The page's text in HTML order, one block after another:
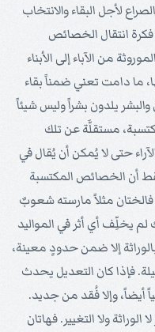
لأجل البقاء والانتخاب
انتقال الخصائص
من الآباء إلى الأبناء
ما دامت تعني ضمناً بقاء
يلدون بشراً وليس شيئاً
مستقلَّة عن تلك
حتى لا يُمكن أن يُقال في
أن الخصائص المكتسبة
فالختان مثلاً مارسته شعوبٌ
يخلِّف أي أثر في المواليد
بالوراثة إلا ضمن حدودٍ معينة،
فإذا كان التعديل يحدث
أيضاً، وإلا فُقد من جديد.
ولا التغيير. فهاتان